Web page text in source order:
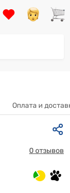
Оплата и
0 отзывов